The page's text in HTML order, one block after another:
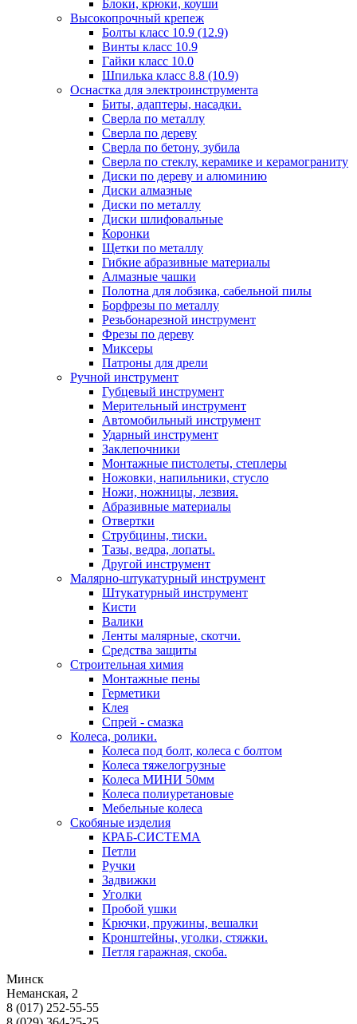
Блоки, крюки, коуши
Высокопрочный крепеж
Болты класс 10.9 (12.9)
Винты класс 10.9
Гайки класс 10.0
Шпилька класс 8.8 (10.9)
Оснастка для электроинструмента
Биты, адаптеры, насадки.
Сверла по металлу
Сверла по дереву
Сверла по бетону, зубила
Сверла по стеклу, керамике и керамограниту
Диски по дереву и алюминию
Диски алмазные
Диски по металлу
Диски шлифовальные
Коронки
Щетки по металлу
Гибкие абразивные материалы
Алмазные чашки
Полотна для лобзика, сабельной пилы
Борфрезы по металлу
Резьбонарезной инструмент
Фрезы по дереву
Миксеры
Патроны для дрели
Ручной инструмент
Губцевый инструмент
Мерительный инструмент
Автомобильный инструмент
Ударный инструмент
Заклепочники
Монтажные пистолеты, степлеры
Ножовки, напильники, стусло
Ножи, ножницы, лезвия.
Абразивные материалы
Отвертки
Cтрубцины, тиски.
Тазы, ведра, лопаты.
Другой инструмент
Малярно-штукатурный инструмент
Штукатурный инструмент
Кисти
Валики
Ленты малярные, скотчи.
Средства защиты
Строительная химия
Монтажные пены
Герметики
Клея
Спрей - смазка
Колеса, ролики.
Колеса под болт, колеса с болтом
Колеса тяжелогрузные
Колеса МИНИ 50мм
Колеса полиуретановые
Мебельные колеса
Скобяные изделия
КРАБ-СИСТЕМА
Петли
Ручки
Задвижки
Уголки
Пробой ушки
Kрючки, пружины, вешалки
Кронштейны, уголки, стяжки.
Петля гаражная, скоба.
Минск
Неманская, 2
8 (017) 252-55-55